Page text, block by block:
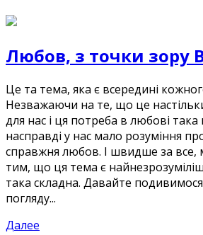
Любов, з точки зору
Це та тема, яка є всередині
Незважаючи на те, що це
для нас і ця потреба в любові така
насправді у нас мало розуміння
справжня любов. І швидше за все,
тим, що ця тема є
така складна. Давайте
погляду...
Далее